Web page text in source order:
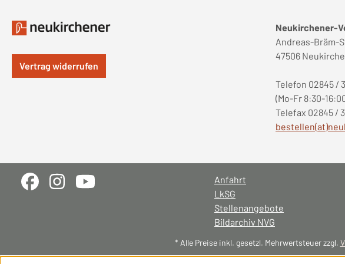
Vertrag widerrufen
Neukirchener-
Andreas-Bräm-
47506
Telefon 02845 /
(Mo-Fr 8:30-
Telefax 02845 /
Anfahrt
LkSG
Stellenangebote
Bildarchiv NVG
* Alle Preise inkl. gesetzl. Mehrwertsteuer zzgl.